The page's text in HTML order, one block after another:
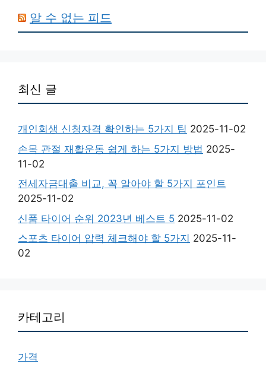
알 수 없는 피드
최신 글
개인회생 신청자격 확인하는 5가지 팁 2025-11-02
손목 관절 재활운동 쉽게 하는 5가지 방법 2025-
11-02
전세자금대출 비교, 꼭 알아야 할 5가지 포인트
2025-11-02
신품 타이어 순위 2023년 베스트 5 2025-11-02
스포츠 타이어 압력 체크해야 할 5가지 2025-11-
02
카테고리
가격